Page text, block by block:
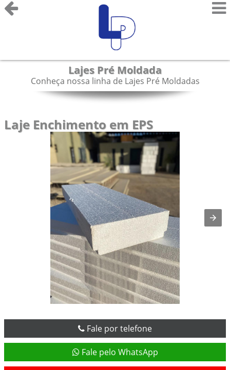
Lajes Pré Moldada
Conheça nossa linha de Lajes Pré Moldadas
Laje Enchimento em EPS
Fale por telefone
Fale pelo WhatsApp